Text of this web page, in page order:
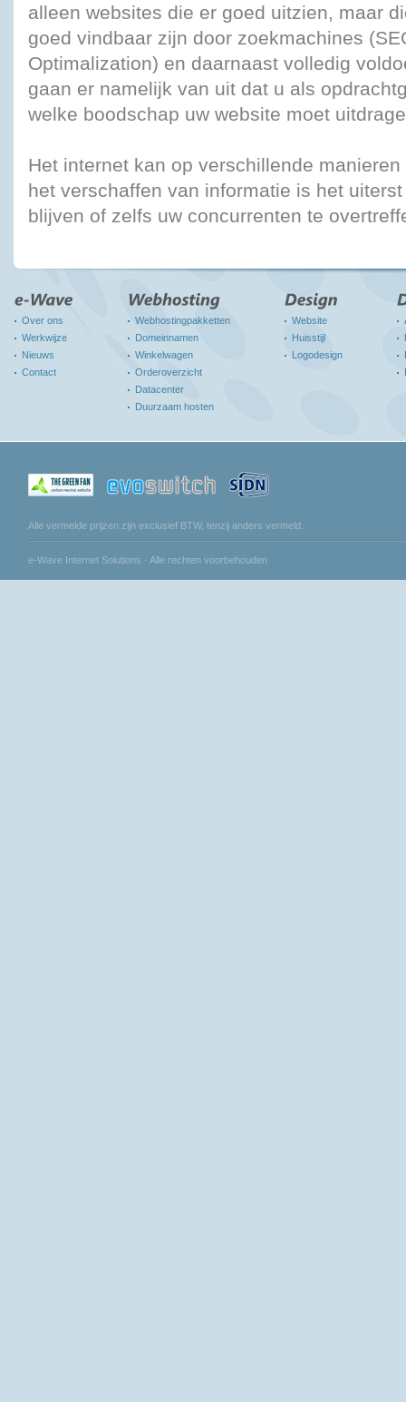
alleen websites die er goed uitzien, maar
goed vindbaar zijn door zoekmachines
Optimalization) en daarnaast volledig
gaan er namelijk van uit dat u als
welke boodschap uw website moet
Het internet kan op verschillende
het verschaffen van informatie is het
blijven of zelfs uw concurrenten te
Over ons
Werkwijze
Nieuws
Contact
Webhostingpakketten
Domeinnamen
Winkelwagen
Orderoverzicht
Datacenter
Duurzaam hosten
Website
Huisstijl
Logodesign
Alle vermelde prijzen zijn exclusief BTW, tenzij anders vermeld.
e-Wave Internet Solutions · Alle rechten voorbehouden